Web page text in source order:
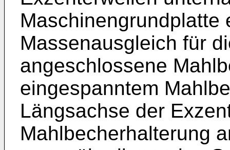
Maschinengrundplatte
Massenausgleich für
angeschlossene
eingespanntem
Längsachse der
Mahlbecherhalterung